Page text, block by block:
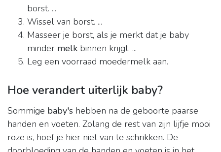
borst. ...
Wissel van borst. ...
Masseer je borst, als je merkt dat je baby
minder melk binnen krijgt. ...
Leg een voorraad moedermelk aan.
Hoe verandert uiterlijk baby?
Sommige baby's hebben na de geboorte paarse
handen en voeten. Zolang de rest van zijn lijfje mooi
roze is, hoef je hier niet van te schrikken. De